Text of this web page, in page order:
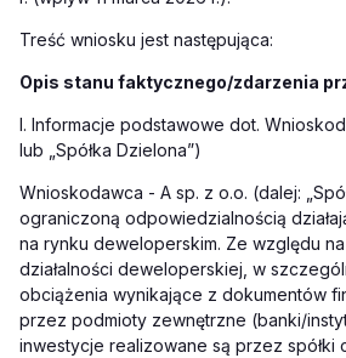
Treść wniosku jest następująca:
Opis stanu faktycznego/zdarzenia
I. Informacje podstawowe dot.
lub „Spółka Dzielona”)
Wnioskodawca - A sp. z o.o. (dalej:
ograniczoną odpowiedzialnością
na rynku deweloperskim. Ze względu
działalności deweloperskiej, w
obciążenia wynikające z dokumentów
przez podmioty zewnętrzne (banki/
inwestycje realizowane są przez spółki